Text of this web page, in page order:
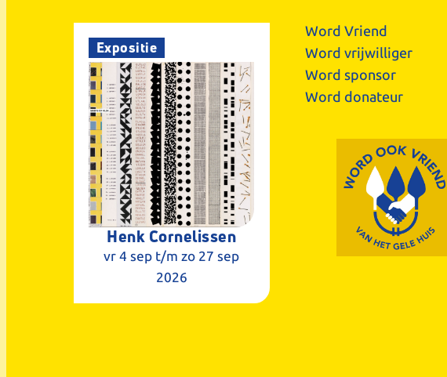
Expositie
Henk Cornelissen
vr 4 sep t/m zo 27 sep
2026
Word Vriend
Word vrijwilliger
Word sponsor
Word donateur